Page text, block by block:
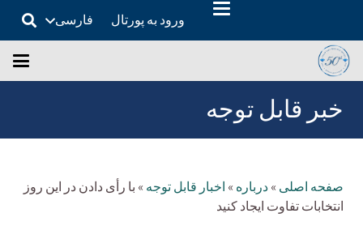
ورود به پورتال فارسی
خبر قابل توجه
صفحه اصلی »درباره » اخبار قابل توجه » با رأی دادن در این روز
انتخابات تفاوت ایجاد کنید